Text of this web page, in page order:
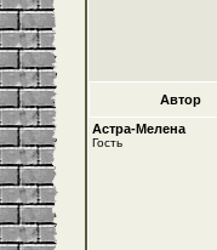
Автор
Астра-Мелена
Гость